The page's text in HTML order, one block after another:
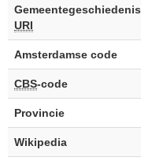
Gemeentegeschiedenis
URI
Amsterdamse code
CBS-code
Provincie
Wikipedia